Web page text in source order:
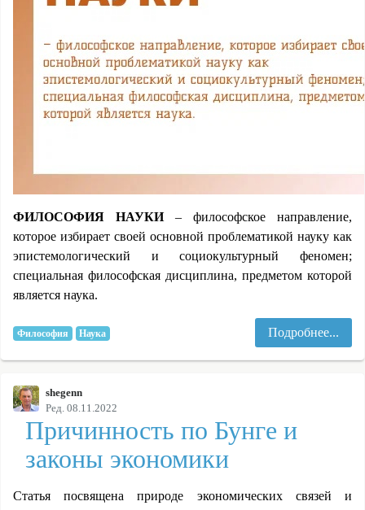
ФИЛОСОФИЯ НАУКИ– философское направление,
которое избирает своей основной проблематикой науку как
эпистемологический и социокультурный феномен;
специальная философская дисциплина, предметом которой
является наука.
Философия Наука Подробнее...
shegenn
Ред. 08.11.2022
Причинность по Бунге и
законы экономики
Статья посвящена природе экономических связей и